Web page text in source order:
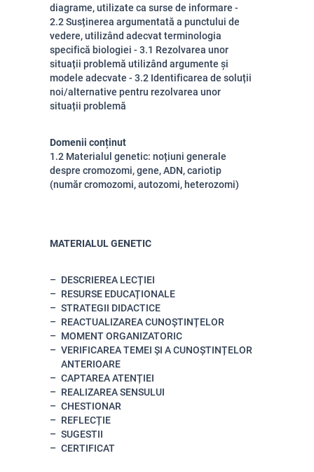
diagrame, utilizate ca surse de informare -
2.2 Susținerea argumentată a punctului de
vedere, utilizând adecvat terminologia
specifică biologiei - 3.1 Rezolvarea unor
situații problemă utilizând argumente și
modele adecvate - 3.2 Identificarea de soluții
noi/alternative pentru rezolvarea unor
situații problemă
Domenii conținut
1.2 Materialul genetic: noțiuni generale
despre cromozomi, gene, ADN, cariotip
(număr cromozomi, autozomi, heterozomi)
MATERIALUL GENETIC
DESCRIEREA LECȚIEI
RESURSE EDUCAȚIONALE
STRATEGII DIDACTICE
REACTUALIZAREA CUNOȘTINȚELOR
MOMENT ORGANIZATORIC
VERIFICAREA TEMEI ȘI A CUNOȘTINȚELOR
ANTERIOARE
CAPTAREA ATENȚIEI
REALIZAREA SENSULUI
CHESTIONAR
REFLECȚIE
SUGESTII
CERTIFICAT